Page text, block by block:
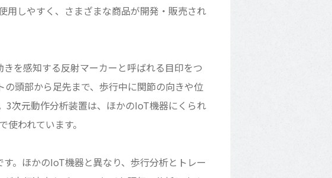
用しやすく、さまざまな商品が開発・販売され
を感知する反射マーカーと呼ばれる目印をつ
頭部から足先まで、歩行中に関節の向きや位
3次元動作分析装置は、ほかのIoT機器にくられ
われています。
。ほかのIoT機器と異なり、歩行分析とトレー